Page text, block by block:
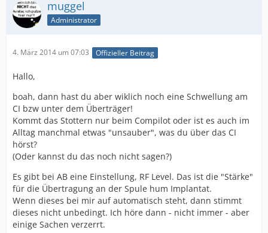
muggel
Administrator
4. März 2014 um 07:03 Offizieller Beitrag
Hallo,
boah, dann hast du aber wiklich noch eine Schwellung am
CI bzw unter dem Überträger!
Kommt das Stottern nur beim Compilot oder ist es auch im
Alltag manchmal etwas "unsauber", was du über das CI
hörst?
(Oder kannst du das noch nicht sagen?)
Es gibt bei AB eine Einstellung, RF Level. Das ist die "Stärke"
für die Übertragung an der Spule hum Implantat.
Wenn dieses bei mir auf automatisch steht, dann stimmt
dieses nicht unbedingt. Ich höre dann - nicht immer - aber
einige Sachen verzerrt.